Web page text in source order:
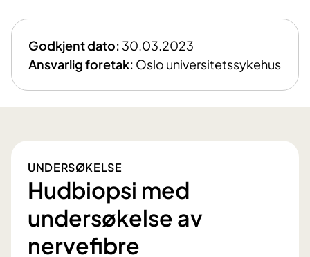
Godkjent dato: 30.03.2023
Ansvarlig foretak: Oslo universitetssykehus
UNDERSØKELSE
Hudbiopsi med
undersøkelse av
nervefibre